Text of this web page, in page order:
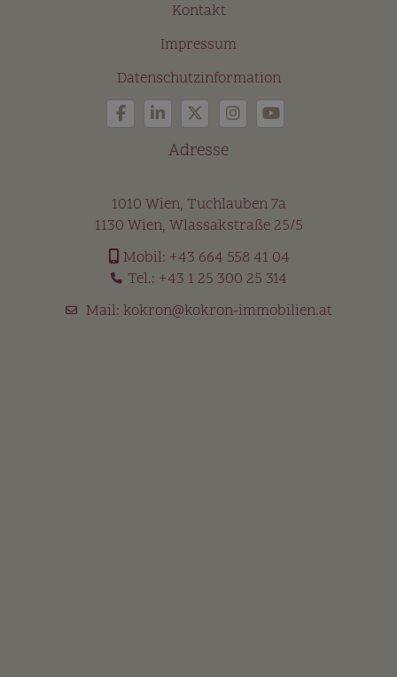
Kontakt
Impressum
Datenschutzinformation
Adresse
1010 Wien, Tuchlauben 7a
1130 Wien, Wlassakstraße 25/5
Mobil: +43 664 558 41 04
Tel.: +43 1 25 300 25 314
Mail: kokron@kokron-immobilien.at